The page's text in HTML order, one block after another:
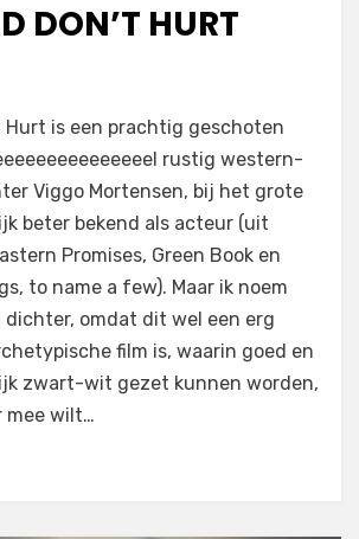
DON’T HURT
Hurt is een prachtig geschoten
rustig western-
Viggo Mortensen, bij het grote
beter bekend als acteur (uit
Promises, Green Book en
to name a few). Maar ik noem
dichter, omdat dit wel een erg
film is, waarin goed en
zwart-wit gezet kunnen worden,
mee wilt…